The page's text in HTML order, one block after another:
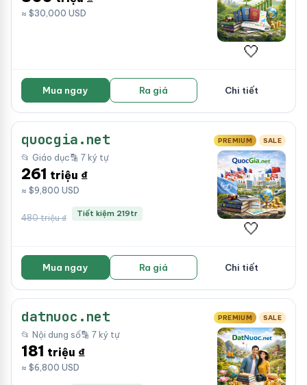
≈ $30,000 USD
🤍
Mua ngay Ra giá Chi tiết
quocgia.net PREMIUM SALE
📂 Giáo dục🔡 7 ký tự
261 triệu ₫
≈ $9,800 USD
480 triệu ₫ Tiết kiệm 219tr
🤍
Mua ngay Ra giá Chi tiết
datnuoc.net PREMIUM SALE
📂 Nội dung số🔡 7 ký tự
181 triệu ₫
≈ $6,800 USD